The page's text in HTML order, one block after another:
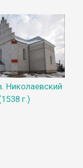
Николаевский
г.)